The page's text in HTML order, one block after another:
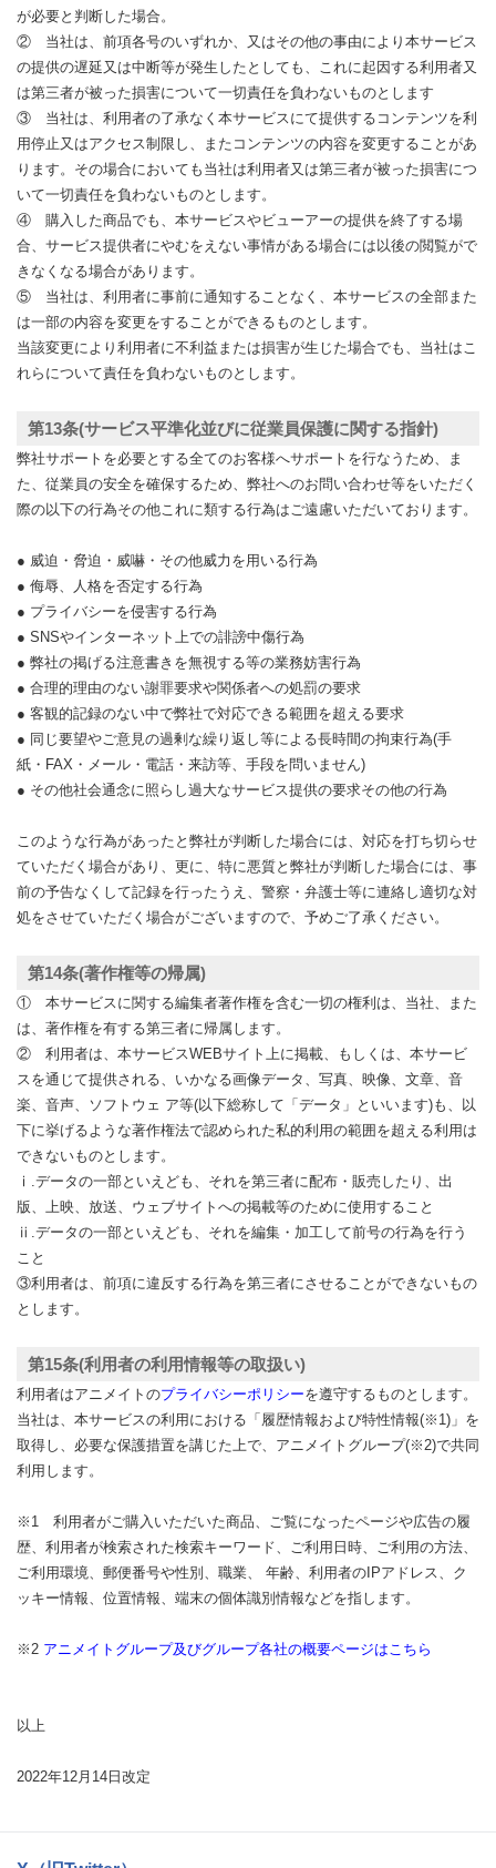
が必要と判断した場合。
② 当社は、前項各号のいずれか、又はその他の事由により本サービス
の提供の遅延又は中断等が発生したとしても、これに起因する利用者又
は第三者が被った損害について一切責任を負わないものとします
③ 当社は、利用者の了承なく本サービスにて提供するコンテンツを利
用停止又はアクセス制限し、またコンテンツの内容を変更することがあ
ります。その場合においても当社は利用者又は第三者が被った損害につ
いて一切責任を負わないものとします。
④ 購入した商品でも、本サービスやビューアーの提供を終了する場
合、サービス提供者にやむをえない事情がある場合には以後の閲覧がで
きなくなる場合があります。
⑤ 当社は、利用者に事前に通知することなく、本サービスの全部また
は一部の内容を変更をすることができるものとします。
当該変更により利用者に不利益または損害が生じた場合でも、当社はこ
れらについて責任を負わないものとします。
第13条(サービス平準化並びに従業員保護に関する指針)
弊社サポートを必要とする全てのお客様へサポートを行なうため、ま
た、従業員の安全を確保するため、弊社へのお問い合わせ等をいただく
際の以下の行為その他これに類する行為はご遠慮いただいております。
● 威迫・脅迫・威嚇・その他威力を用いる行為
● 侮辱、人格を否定する行為
● プライバシーを侵害する行為
● SNSやインターネット上での誹謗中傷行為
● 弊社の掲げる注意書きを無視する等の業務妨害行為
● 合理的理由のない謝罪要求や関係者への処罰の要求
● 客観的記録のない中で弊社で対応できる範囲を超える要求
● 同じ要望やご意見の過剰な繰り返し等による長時間の拘束行為(手
紙・FAX・メール・電話・来訪等、手段を問いません)
● その他社会通念に照らし過大なサービス提供の要求その他の行為
このような行為があったと弊社が判断した場合には、対応を打ち切らせ
ていただく場合があり、更に、特に悪質と弊社が判断した場合には、事
前の予告なくして記録を行ったうえ、警察・弁護士等に連絡し適切な対
処をさせていただく場合がございますので、予めご了承ください。
第14条(著作権等の帰属)
① 本サービスに関する編集者著作権を含む一切の権利は、当社、また
は、著作権を有する第三者に帰属します。
② 利用者は、本サービスWEBサイト上に掲載、もしくは、本サービ
スを通じて提供される、いかなる画像データ、写真、映像、文章、音
楽、音声、ソフトウェ ア等(以下総称して「データ」といいます)も、以
下に挙げるような著作権法で認められた私的利用の範囲を超える利用は
できないものとします。
ⅰ.データの一部といえども、それを第三者に配布・販売したり、出
版、上映、放送、ウェブサイトへの掲載等のために使用すること
ⅱ.データの一部といえども、それを編集・加工して前号の行為を行う
こと
③利用者は、前項に違反する行為を第三者にさせることができないもの
とします。
第15条(利用者の利用情報等の取扱い)
利用者はアニメイトのプライバシーポリシーを遵守するものとします。
当社は、本サービスの利用における「履歴情報および特性情報(※1)」を
取得し、必要な保護措置を講じた上で、アニメイトグループ(※2)で共同
利用します。
※1 利用者がご購入いただいた商品、ご覧になったページや広告の履
歴、利用者が検索された検索キーワード、ご利用日時、ご利用の方法、
ご利用環境、郵便番号や性別、職業、 年齢、利用者のIPアドレス、ク
ッキー情報、位置情報、端末の個体識別情報などを指します。
※2 アニメイトグループ及びグループ各社の概要ページはこちら
以上
2022年12月14日改定